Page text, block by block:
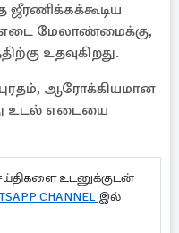
ஜீரணிக்கக்கூடிய
மேலாண்மைக்கு,
உதவுகிறது.
ஆரோக்கியமான
உடல் எடையை
உடனுக்குடன்
CHANNEL இல்